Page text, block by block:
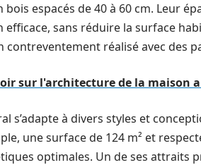
espacés de 40 à 60 cm. Leur
efficace, sans réduire la surface
contreventement réalisé avec des
sur l'architecture de la maison
s’adapte à divers styles et
une surface de 124 m² et
optimales. Un de ses attraits